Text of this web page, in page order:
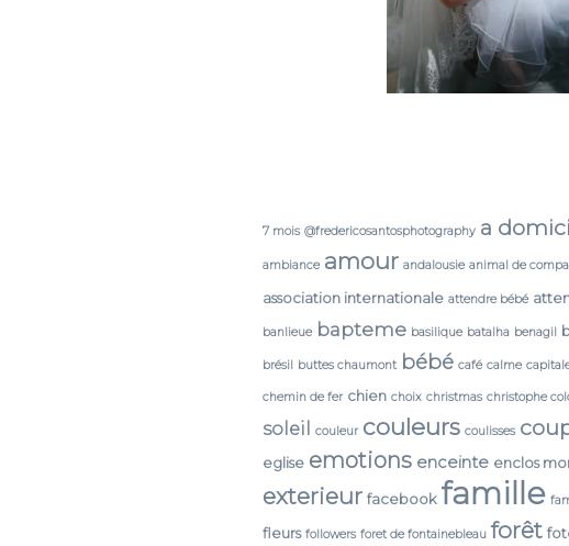
7 mois @fredericosantosphotography a
ambiance amour andalousie animal de
association internationale attendre bébé
banlieue bapteme basilique batalha benagil
brésil buttes chaumont bébé café calme
chemin de fer chien choix christmas christophe
soleil
couleur couleurs coulisses
eglise emotions enceinte enclos
exterieur facebook famille
fleurs followers foret de fontainebleau forêt